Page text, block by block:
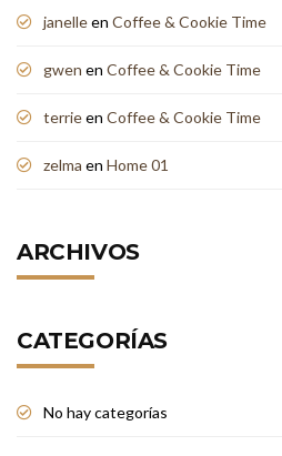
janelleen Coffee & Cookie Time
gwen en Coffee & Cookie Time
terrieen Coffee & Cookie Time
zelma en Home 01
ARCHIVOS
CATEGORÍAS
No hay categorías